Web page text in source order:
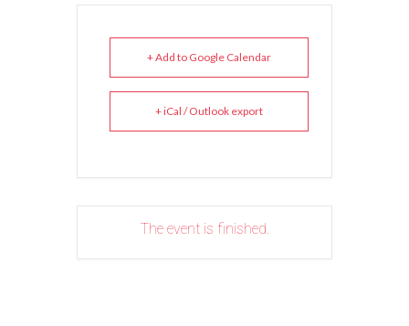
+ Add to Google Calendar
+ iCal / Outlook export
The event is finished.